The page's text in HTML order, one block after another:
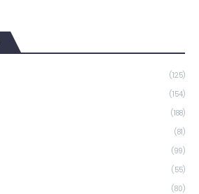
(125)
(154)
(188)
(81)
(99)
(55)
(80)